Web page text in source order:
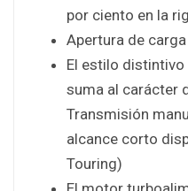
por ciento en la
Apertura de
El estilo distintivo
suma al carácter
Transmisión
alcance corto
Touring)